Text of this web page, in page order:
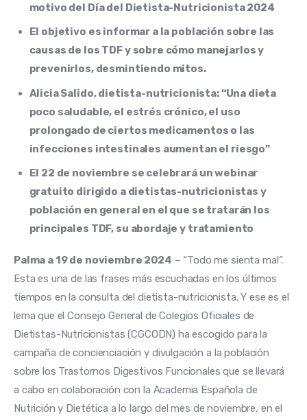
motivo del Día del Dietista-Nutricionista 2024
El objetivo es informar a la población sobre las
causas de los TDF y sobre cómo manejarlos y
prevenirlos, desmintiendo mitos.
Alicia Salido, dietista-nutricionista: “Una dieta
poco saludable, el estrés crónico, el uso
prolongado de ciertos medicamentos o las
infecciones intestinales aumentan el riesgo”
El 22 de noviembre se celebrará un webinar
gratuito dirigido a dietistas-nutricionistas y
población en general en el que se tratarán los
principales TDF, su abordaje y tratamiento
Palma a 19 de noviembre 2024 – “Todo me sienta mal”.
Esta es una de las frases más escuchadas en los últimos
tiempos en la consulta del dietista-nutricionista. Y ese es el
lema que el Consejo General de Colegios Oficiales de
Dietistas-Nutricionistas (CGCODN) ha escogido para la
campaña de concienciación y divulgación a la población
sobre los Trastornos Digestivos Funcionales que se llevará
a cabo en colaboración con la Academia Española de
Nutrición y Dietética a lo largo del mes de noviembre, en el